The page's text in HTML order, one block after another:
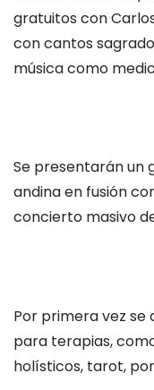
gratuitos con
con cantos
música como
Se presentarán un
andina en fusión
concierto masivo
Por primera vez se
para terapias,
holísticos, tarot,